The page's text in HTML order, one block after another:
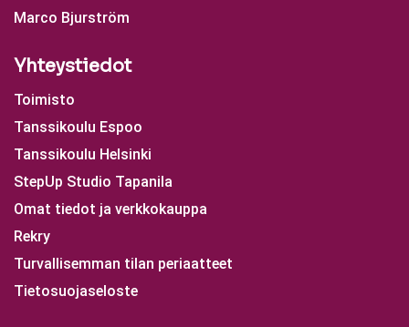
Marco Bjurström
Yhteystiedot
Toimisto
Tanssikoulu Espoo
Tanssikoulu Helsinki
StepUp Studio Tapanila
Omat tiedot ja verkkokauppa
Rekry
Turvallisemman tilan periaatteet
Tietosuojaseloste